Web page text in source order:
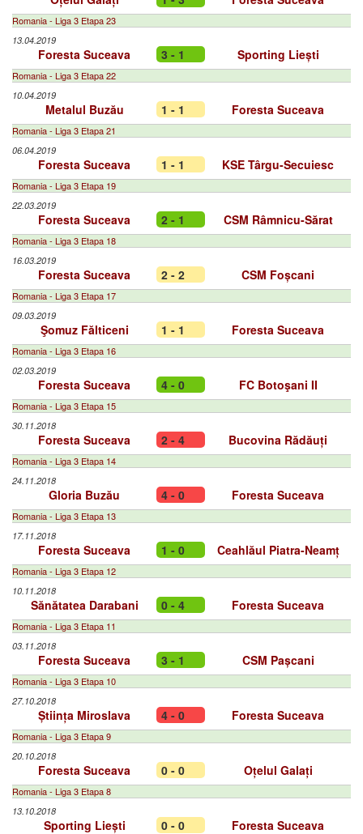
Romania - Liga 3 Etapa 23
13.04.2019
Foresta Suceava 3 - 1 Sporting Liești
Romania - Liga 3 Etapa 22
10.04.2019
Metalul Buzău 1 - 1 Foresta Suceava
Romania - Liga 3 Etapa 21
06.04.2019
Foresta Suceava 1 - 1 KSE Târgu-Secuiesc
Romania - Liga 3 Etapa 19
22.03.2019
Foresta Suceava 2 - 1 CSM Râmnicu-Sărat
Romania - Liga 3 Etapa 18
16.03.2019
Foresta Suceava 2 - 2 CSM Foșcani
Romania - Liga 3 Etapa 17
09.03.2019
Şomuz Fălticeni 1 - 1 Foresta Suceava
Romania - Liga 3 Etapa 16
02.03.2019
Foresta Suceava 4 - 0 FC Botoşani II
Romania - Liga 3 Etapa 15
30.11.2018
Foresta Suceava 2 - 4 Bucovina Rădăuți
Romania - Liga 3 Etapa 14
24.11.2018
Gloria Buzău 4 - 0 Foresta Suceava
Romania - Liga 3 Etapa 13
17.11.2018
Foresta Suceava 1 - 0 Ceahlăul Piatra-Neamț
Romania - Liga 3 Etapa 12
10.11.2018
Sănătatea Darabani 0 - 4 Foresta Suceava
Romania - Liga 3 Etapa 11
03.11.2018
Foresta Suceava 3 - 1 CSM Pașcani
Romania - Liga 3 Etapa 10
27.10.2018
Știința Miroslava 4 - 0 Foresta Suceava
Romania - Liga 3 Etapa 9
20.10.2018
Foresta Suceava 0 - 0 Oțelul Galați
Romania - Liga 3 Etapa 8
13.10.2018
Sporting Liești 0 - 0 Foresta Suceava